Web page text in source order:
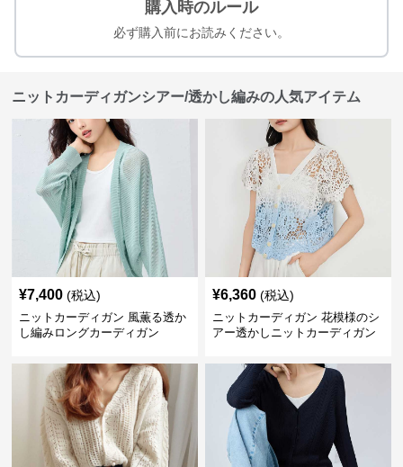
購入時のルール
必ず購入前にお読みください。
ニットカーディガンシアー/透かし編みの人気アイテム
¥7,400 (税込)
ニットカーディガン 風薫る透か
し編みロングカーディガン
¥6,360 (税込)
ニットカーディガン 花模様のシ
アー透かしニットカーディガン